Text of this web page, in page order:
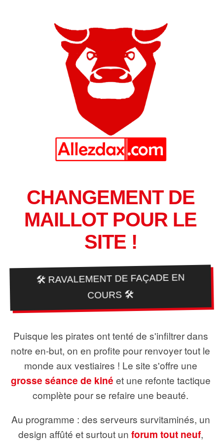
CHANGEMENT DE
MAILLOT POUR LE
SITE !
🛠️ RAVALEMENT DE FAÇADE EN
COURS 🛠️
Puisque les pirates ont tenté de s'infiltrer dans
notre en-but, on en profite pour renvoyer tout le
monde aux vestiaires ! Le site s'offre une
grosse séance de kiné et une refonte tactique
complète pour se refaire une beauté.
Au programme : des serveurs survitaminés, un
design affûté et surtout un forum tout neuf,